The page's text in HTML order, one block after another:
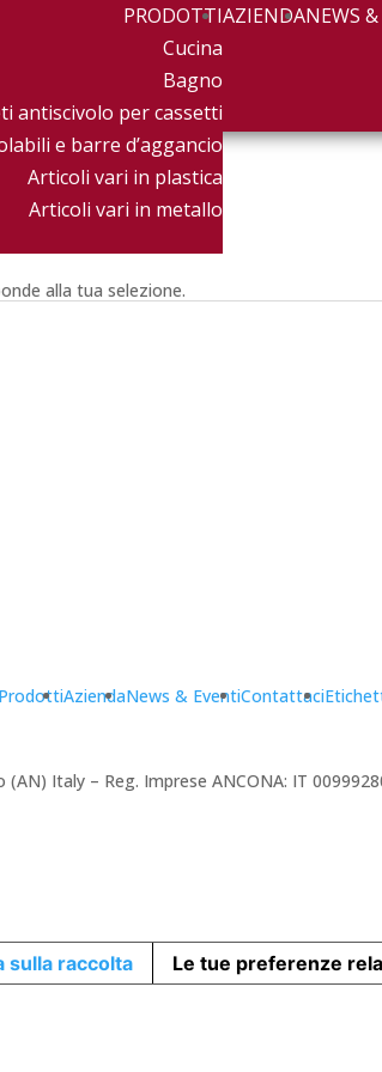
PRODOTTI
Cucina
Bagno
antiscivolo per cassetti
e barre d’aggancio
Articoli vari in plastica
Articoli vari in metallo
AZIENDANEWS
alla tua selezione.
ProdottiAziendaNews & EventiContattaci
Italy – Reg. Imprese ANCONA: IT
sulla raccolta Le tue preferenze